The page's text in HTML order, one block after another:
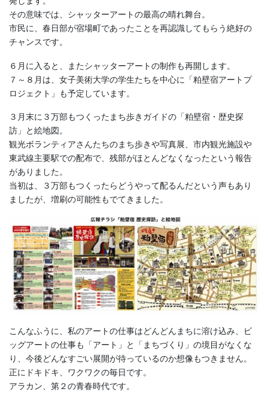
その意味では、シャッターアートの最高の晴れ舞台。
市民に、春日部が宿場町であったことを再認識してもらう絶好の
チャンスです。
６月に入ると、またシャッターアートの制作も再開します。
７～８月は、女子美術大学の学生たちを中心に「粕壁宿アートプ
ロジェクト」も予定しています。
３月末に３万部もつくったまち歩きガイドの「粕壁宿・歴史探
訪」と絵地図。
観光ボランティアさんたちのまち歩きや写真展、市内観光施設や
東武線主要駅での配布で、残部がほとんどなくなったという報告
がありました。
当初は、３万部もつくったらどうやって配るんだという声もあり
ましたが、増刷の可能性もでてきました。
こんなふうに、私のアートの仕事はどんどんまちに溶け込み、ビ
ッグアートの仕事も「アート」と「まちづくり」の境目がなくな
り、今後どんなすごい展開が待っているのか想像もつきません。
正にドキドキ、ワクワクの毎日です。
アラカン、第２の青春時代です。